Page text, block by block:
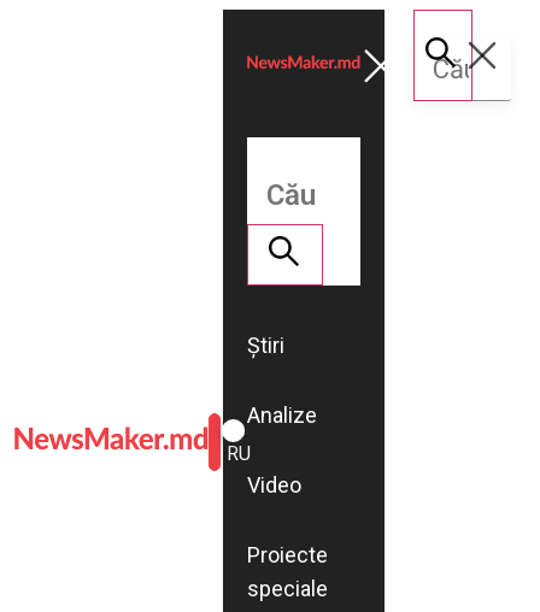
ROMÂNĂ
RU
Știri
Analize
Video
Proiecte
speciale